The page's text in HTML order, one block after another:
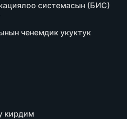
системасын (БИС)
ченемдик укуктук
кирдим